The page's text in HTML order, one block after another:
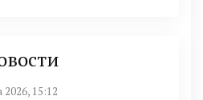
2026, 15:12